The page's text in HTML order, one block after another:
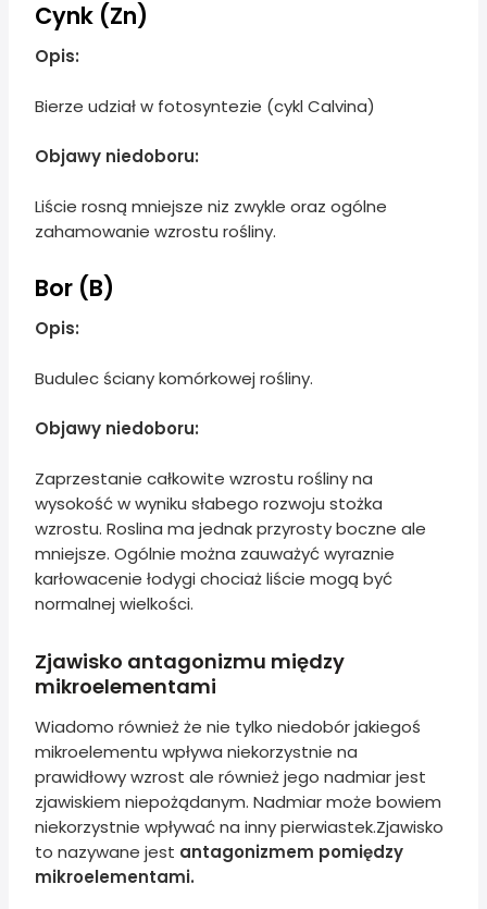
Cynk (Zn)
Opis:
Bierze udział w fotosyntezie (cykl Calvina)
Objawy niedoboru:
Liście rosną mniejsze niz zwykle oraz ogólne
zahamowanie wzrostu rośliny.
Bor (B)
Opis:
Budulec ściany komórkowej rośliny.
Objawy niedoboru:
Zaprzestanie całkowite wzrostu rośliny na
wysokość w wyniku słabego rozwoju stożka
wzrostu. Roslina ma jednak przyrosty boczne ale
mniejsze. Ogólnie można zauważyć wyraznie
karłowacenie łodygi chociaż liście mogą być
normalnej wielkości.
Zjawisko antagonizmu między
mikroelementami
Wiadomo również że nie tylko niedobór jakiegoś
mikroelementu wpływa niekorzystnie na
prawidłowy wzrost ale również jego nadmiar jest
zjawiskiem niepożądanym. Nadmiar może bowiem
niekorzystnie wpływać na inny pierwiastek.Zjawisko
to nazywane jest antagonizmem pomiędzy
mikroelementami.